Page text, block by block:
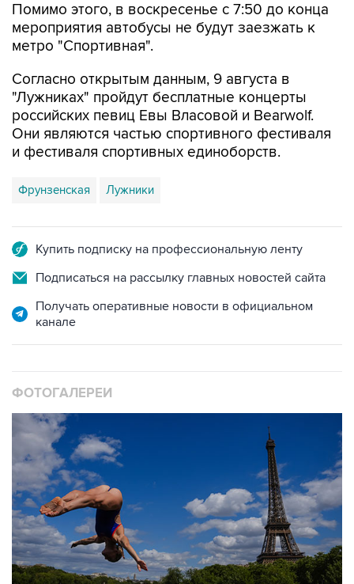
Помимо этого, в воскресенье с 7:50 до конца
мероприятия автобусы не будут заезжать к
метро "Спортивная".
Согласно открытым данным, 9 августа в
"Лужниках" пройдут бесплатные концерты
российских певиц Евы Власовой и Bearwolf.
Они являются частью спортивного фестиваля
и фестиваля спортивных единоборств.
Фрунзенская Лужники
Купить подписку на профессиональную ленту
Подписаться на рассылку главных новостей сайта
Получать оперативные новости в официальном
канале
ФОТОГАЛЕРЕИ